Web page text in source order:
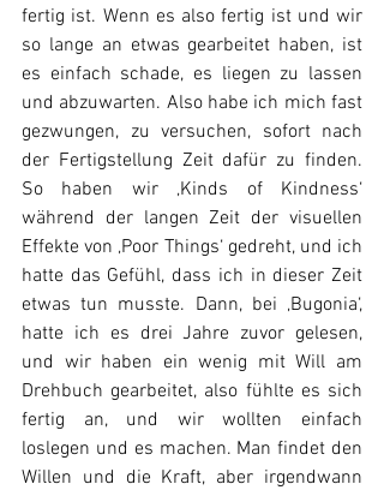
fertig ist. Wenn es also fertig ist und wir
so lange an etwas gearbeitet haben, ist
es einfach schade, es liegen zu lassen
und abzuwarten. Also habe ich mich fast
gezwungen, zu versuchen, sofort nach
der Fertigstellung Zeit dafür zu finden.
So haben wir ‚Kinds of Kindness‘
während der langen Zeit der visuellen
Effekte von ‚Poor Things‘ gedreht, und ich
hatte das Gefühl, dass ich in dieser Zeit
etwas tun musste. Dann, bei ‚Bugonia‘,
hatte ich es drei Jahre zuvor gelesen,
und wir haben ein wenig mit Will am
Drehbuch gearbeitet, also fühlte es sich
fertig an, und wir wollten einfach
loslegen und es machen. Man findet den
Willen und die Kraft, aber irgendwann